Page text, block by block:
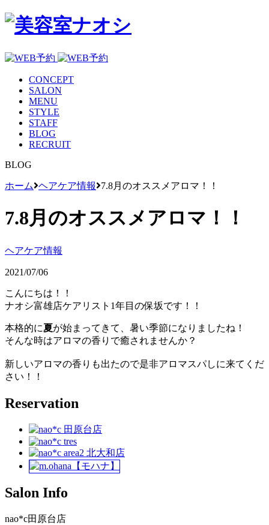
CONCEPT
SALON
MENU
STYLE
STAFF
BLOG
RECRUIT
BLOG
ホーム ヘアケア情報 7.8月のオススメアロマ！！
7.8月のオススメアロマ！！
ヘアケア情報
2021/07/06
こんにちは！！
ナオシ富雄店ケアリスト1年目の保坂です！！
本格的に夏が始まってきて、暑い季節になりましたね！
そんな時はアロマの香りで癒されませんか？
新しいアロマの香りも出たので是非アロマスパしに来てくだ
さい！！
Reservation
Salon Info
nao*c田原台店